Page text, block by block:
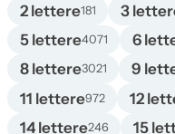
2 lettere181 3
5 lettere4071 6
8 lettere3021 9
11 lettere972 12
14 lettere246 15